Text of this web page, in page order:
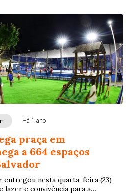
Há 1 ano
praça em
a 664 espaços
entregou nesta quarta-feira (23)
lazer e convivência para a